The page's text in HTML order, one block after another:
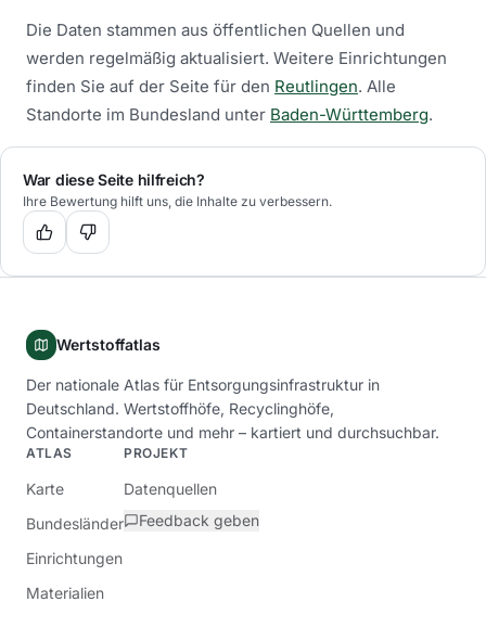
Die Daten stammen aus öffentlichen Quellen und
werden regelmäßig aktualisiert. Weitere Einrichtungen
finden Sie auf der Seite für den Reutlingen. Alle
Standorte im Bundesland unter Baden-Württemberg.
War diese Seite hilfreich?
Ihre Bewertung hilft uns, die Inhalte zu verbessern.
Wertstoffatlas
Der nationale Atlas für Entsorgungsinfrastruktur in
Deutschland. Wertstoffhöfe, Recyclinghöfe,
Containerstandorte und mehr – kartiert und durchsuchbar.
ATLAS
Karte
Bundesländer
Einrichtungen
Materialien
PROJEKT
Datenquellen
Feedback geben